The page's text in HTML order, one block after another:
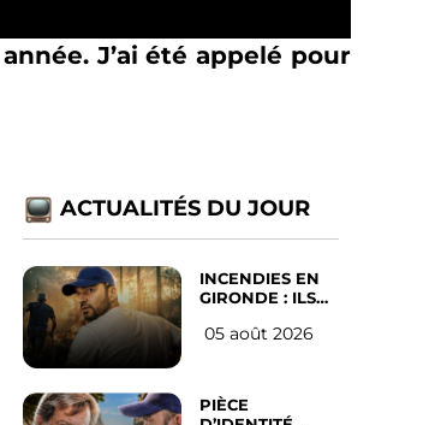
J’ai été appelé pour
ACTUALITÉS DU JOUR
INCENDIES EN
GIRONDE : ILS
D’ABANDONNER
05 août 2026
PIÈCE